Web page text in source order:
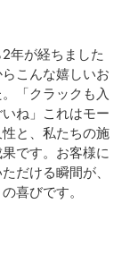
年が経ちました
こんな嬉しいお
「クラックも入
ね」これはモー
と、私たちの施
です。お客様に
だける瞬間が、
喜びです。